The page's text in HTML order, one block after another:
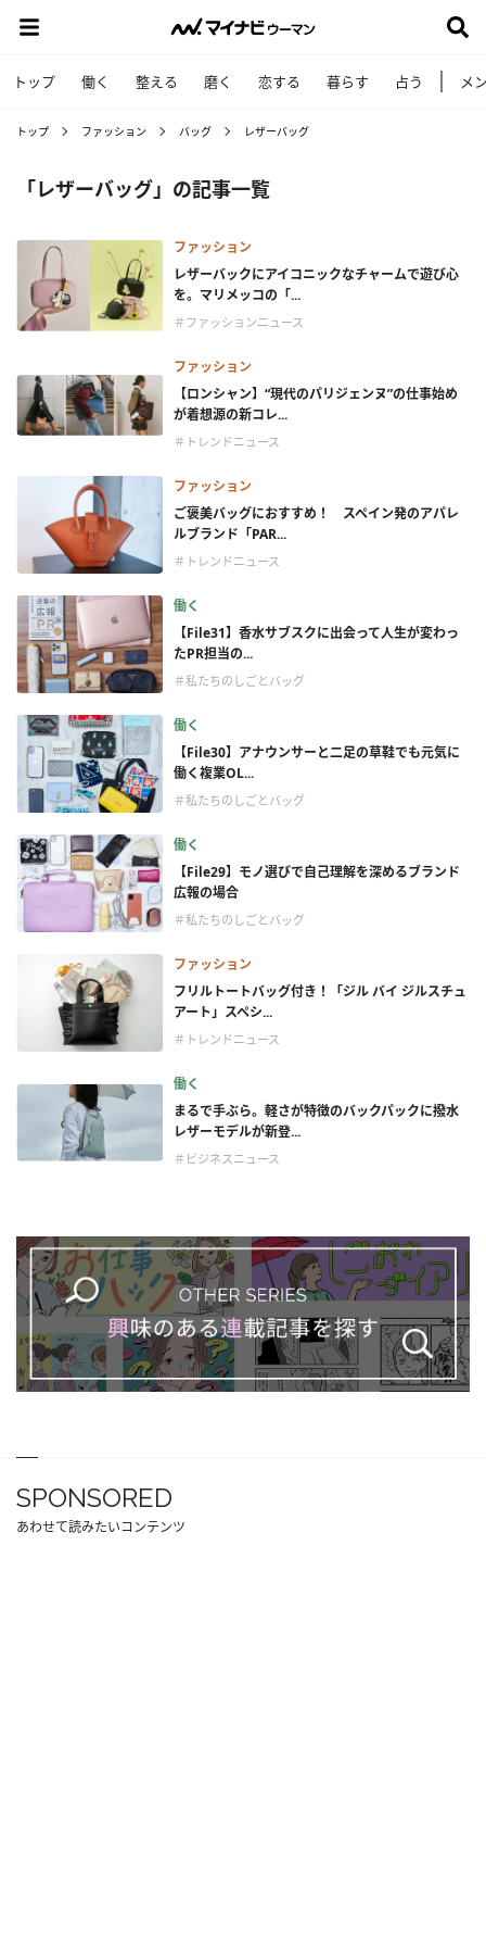
トップ 働く 整える 磨く 恋する 暮らす 占う メ
トップ ファッション バッグ レザーバッグ
「レザーバッグ」の記事一覧
ファッション
レザーバックにアイコニックなチャームで遊び心
を。マリメッコの「...
＃ファッションニュース
ファッション
【ロンシャン】“現代のパリジェンヌ”の仕事始め
が着想源の新コレ...
＃トレンドニュース
ファッション
ご褒美バッグにおすすめ！ スペイン発のアパレ
ルブランド「PAR...
＃トレンドニュース
働く
【File31】香水サブスクに出会って人生が変わっ
たPR担当の...
＃私たちのしごとバッグ
働く
【File30】アナウンサーと二足の草鞋でも元気に
働く複業OL...
＃私たちのしごとバッグ
働く
【File29】モノ選びで自己理解を深めるブランド
広報の場合
＃私たちのしごとバッグ
ファッション
フリルトートバッグ付き！「ジル バイ ジルスチュ
アート」スペシ...
＃トレンドニュース
働く
まるで手ぶら。軽さが特徴のバックパックに撥水
レザーモデルが新登...
＃ビジネスニュース
SPONSORED
あわせて読みたいコンテンツ